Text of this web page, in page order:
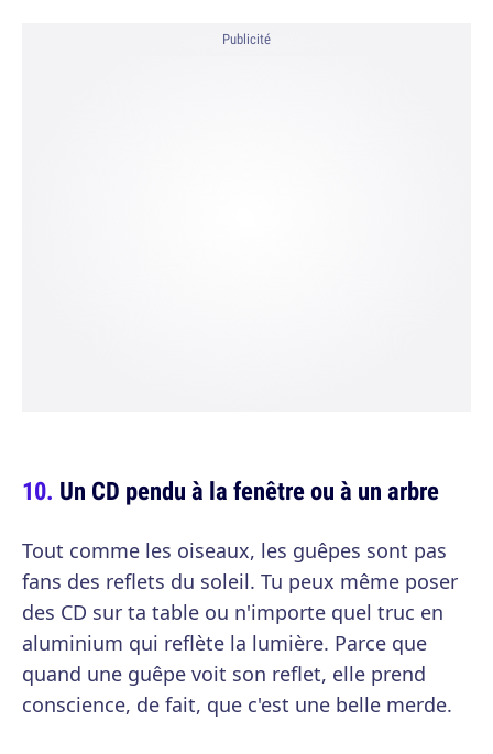
Publicité
Un CD pendu à la fenêtre ou à un arbre
Tout comme les oiseaux, les guêpes sont pas
fans des reflets du soleil. Tu peux même poser
des CD sur ta table ou n'importe quel truc en
aluminium qui reflète la lumière. Parce que
quand une guêpe voit son reflet, elle prend
conscience, de fait, que c'est une belle merde.